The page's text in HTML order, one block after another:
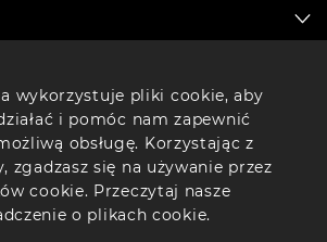
wykorzystuje pliki cookie, aby
i pomóc nam zapewnić
obsługę. Korzystając z
zgadzasz się na używanie przez
cookie. Przeczytaj nasze
o plikach cookie.